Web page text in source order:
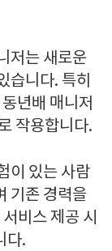
저는 새로운
습니다. 특히
년배 매니저
작용합니다.
이 있는 사람
기존 경력을
비스 제공 시
다.